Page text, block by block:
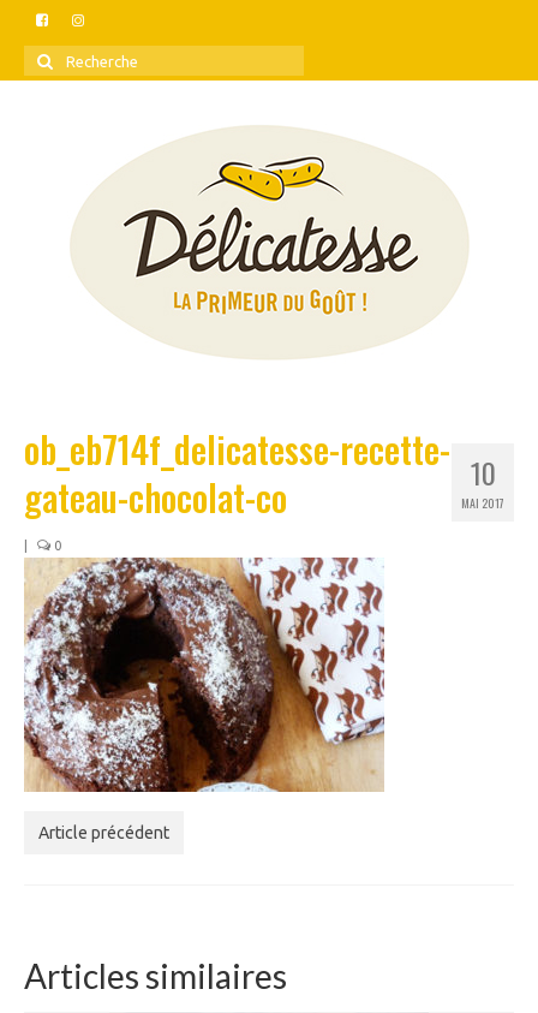
Rechercher
:
10
MAI 2017
ob_eb714f_delicatesse-recette-
gateau-chocolat-co
0
Article précédent
Articles similaires